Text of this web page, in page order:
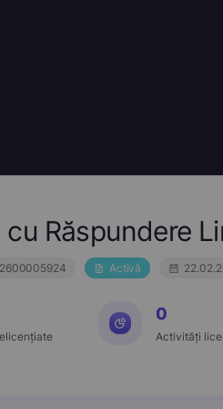
Răspundere
Activă
0
Activități